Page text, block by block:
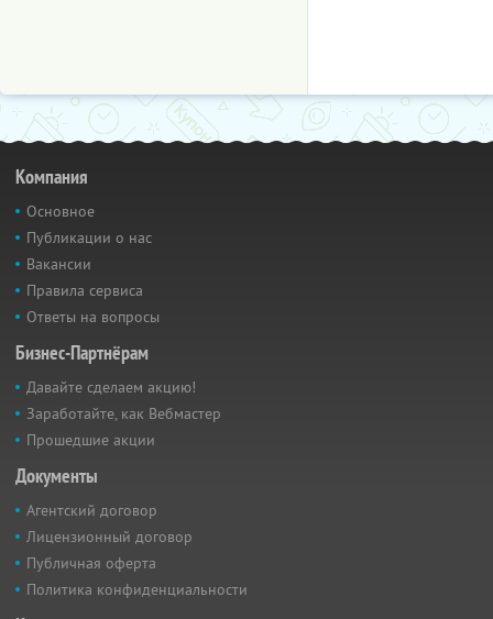
Компания
Основное
Публикации о нас
Вакансии
Правила сервиса
Ответы на вопросы
Бизнес-Партнёрам
Давайте сделаем акцию!
Заработайте, как Вебмастер
Прошедшие акции
Документы
Агентский договор
Лицензионный договор
Публичная оферта
Политика конфиденциальности